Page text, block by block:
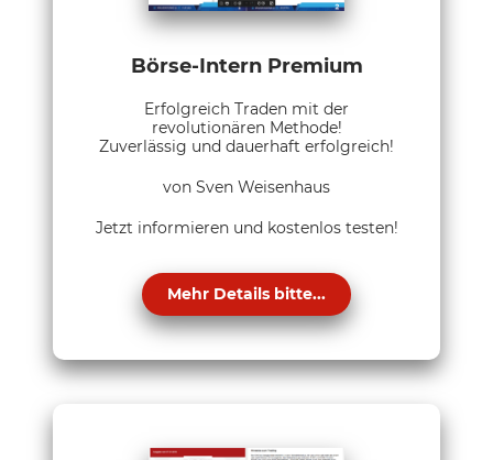
Börse-Intern Premium
Erfolgreich Traden mit der
revolutionären Methode!
Zuverlässig und dauerhaft erfolgreich!
von Sven Weisenhaus
Jetzt informieren und kostenlos testen!
Mehr Details bitte...